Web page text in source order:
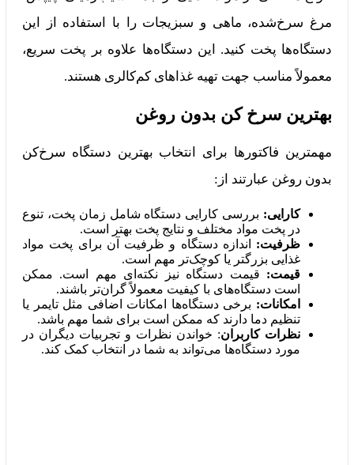
مرغ سرخ‌شده، ماهی و سبزیجات را با استفاده از این
دستگاه‌ها پخت کنید. این دستگاه‌ها علاوه بر پخت سریع،
معمولاً مناسب جهت تهیه غذاهای کم‌کالری هستند.
بهترین سرخ کن بدون روغن
مهمترین فاکتورها برای انتخاب بهترین دستگاه سرخ‌کن
بدون روغن عبارتند از:
کارایی: بررسی کارایی دستگاه شامل زمان پخت، تنوع
در پخت مواد مختلف و نتایج پخت بهتر است.
ظرفیت: اندازه دستگاه و ظرفیت آن برای پخت مواد
غذایی بزرگتر یا کوچک‌تر مهم است.
قیمت: قیمت دستگاه نیز نکته‌ای مهم است. ممکن
است دستگاه‌های با کیفیت معمولاً گران‌تر باشند.
امکانات: برخی دستگاه‌ها امکانات اضافی مثل تایمر یا
تنظیم دما دارند که ممکن است برای شما مهم باشد.
نظرات کاربران: خواندن نظرات و تجربیات دیگران در
مورد دستگاه‌ها می‌تواند به شما در انتخاب کمک کند.